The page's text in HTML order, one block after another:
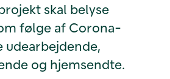
skal belyse
følge af Corona-
udearbejdende,
og hjemsendte.